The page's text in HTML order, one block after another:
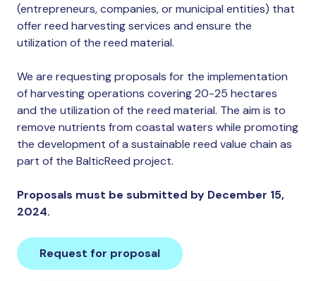
(entrepreneurs, companies, or municipal entities) that
offer reed harvesting services and ensure the
utilization of the reed material.
We are requesting proposals for the implementation
of harvesting operations covering 20-25 hectares
and the utilization of the reed material. The aim is to
remove nutrients from coastal waters while promoting
the development of a sustainable reed value chain as
part of the BalticReed project.
Proposals must be submitted by December 15,
2024.
Request for proposal